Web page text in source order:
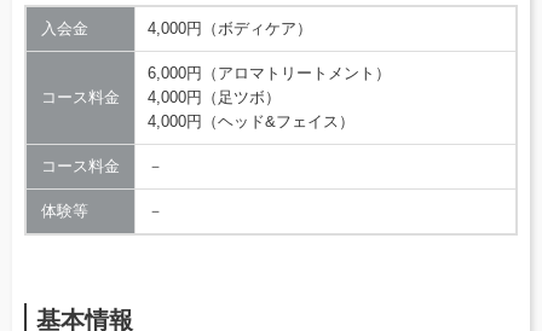
入会金 4,000円（ボディケア）
コース料金
6,000円（アロマトリートメント）
4,000円（足ツボ）
4,000円（ヘッド&フェイス）
コース料金 －
体験等 －
基本情報